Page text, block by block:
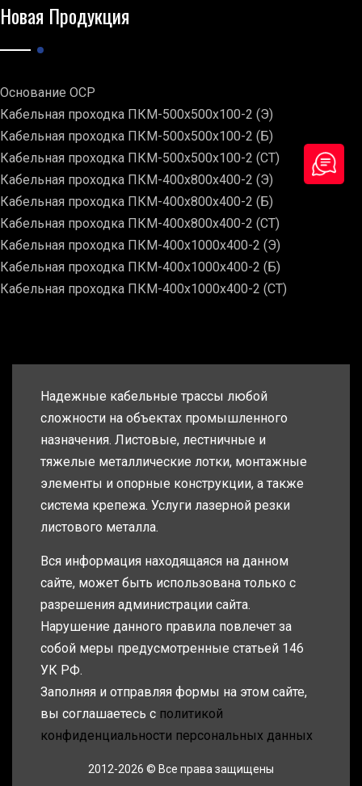
Новая Продукция
Основание ОСР
Кабельная проходка ПКМ-500х500х100-2 (Э)
Кабельная проходка ПКМ-500х500х100-2 (Б)
Кабельная проходка ПКМ-500х500х100-2 (СТ)
Кабельная проходка ПКМ-400х800х400-2 (Э)
Кабельная проходка ПКМ-400х800х400-2 (Б)
Кабельная проходка ПКМ-400х800х400-2 (СТ)
Кабельная проходка ПКМ-400х1000х400-2 (Э)
Кабельная проходка ПКМ-400х1000х400-2 (Б)
Кабельная проходка ПКМ-400х1000х400-2 (СТ)
Надежные кабельные трассы любой
сложности на объектах промышленного
назначения. Листовые, лестничные и
тяжелые металлические лотки, монтажные
элементы и опорные конструкции, а также
система крепежа. Услуги лазерной резки
листового металла.
Вся информация находящаяся на данном
сайте, может быть использована только с
разрешения администрации сайта.
Нарушение данного правила повлечет за
собой меры предусмотренные статьей 146
УК РФ.
Заполняя и отправляя формы на этом сайте,
вы соглашаетесь с политикой
конфиденциальности персональных данных
2012-2026 © Все права защищены